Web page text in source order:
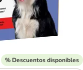
% Descuentos disponibles